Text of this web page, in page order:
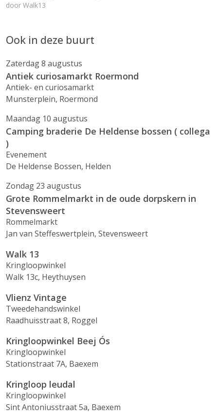
door Walk13
Ook in deze buurt
Zaterdag 8 augustus
Antiek curiosamarkt Roermond
Antiek- en curiosamarkt
Munsterplein, Roermond
Maandag 10 augustus
Camping braderie De Heldense bossen ( collega
)
Evenement
De Heldense Bossen, Helden
Zondag 23 augustus
Grote Rommelmarkt in de oude dorpskern in
Stevensweert
Rommelmarkt
Jan van Steffeswertplein, Stevensweert
Walk 13
Kringloopwinkel
Walk 13c, Heythuysen
Vlienz Vintage
Tweedehandswinkel
Raadhuisstraat 8, Roggel
Kringloopwinkel Beej Ós
Kringloopwinkel
Stationstraat 7A, Baexem
Kringloop leudal
Kringloopwinkel
Sint Antoniusstraat 5a, Baexem